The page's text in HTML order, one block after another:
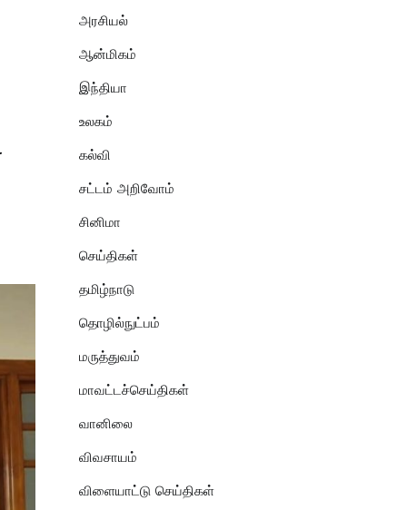
அரசியல்
ஆன்மிகம்
இந்தியா
உலகம்
கல்வி
சட்டம் அறிவோம்
சினிமா
செய்திகள்
தமிழ்நாடு
தொழில்நுட்பம்
மருத்துவம்
மாவட்டச்செய்திகள்
வானிலை
விவசாயம்
விளையாட்டு செய்திகள்